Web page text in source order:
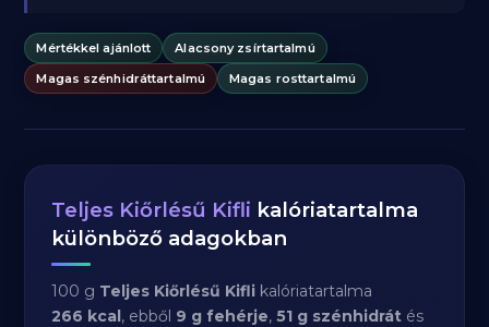
Mértékkel ajánlott
Alacsony zsírtartalmú
Magas szénhidráttartalmú
Magas rosttartalmú
Teljes Kiőrlésű Kifli kalóriatartalma
különböző adagokban
100 g Teljes Kiőrlésű Kifli kalóriatartalma
266 kcal, ebből 9 g fehérje,51 g szénhidrát és